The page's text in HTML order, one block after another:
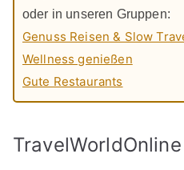
oder in unseren Gruppen:
Genuss Reisen & Slow
Wellness genießen
Gute Restaurants
TravelWorldOnline